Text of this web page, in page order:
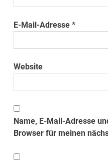
E-Mail-Adresse*
Website
Name, E-Mail-Adresse
Browser für meinen